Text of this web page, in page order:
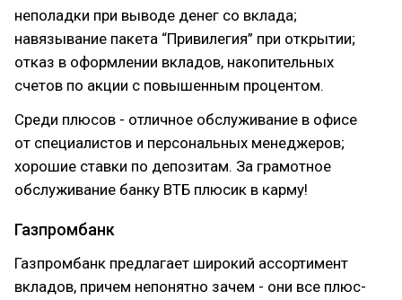
неполадки при выводе денег со вклада;
навязывание пакета “Привилегия” при открытии;
отказ в оформлении вкладов, накопительных
счетов по акции с повышенным процентом.
Среди плюсов - отличное обслуживание в офисе
от специалистов и персональных менеджеров;
хорошие ставки по депозитам. За грамотное
обслуживание банку ВТБ плюсик в карму!
Газпромбанк
Газпромбанк предлагает широкий ассортимент
вкладов, причем непонятно зачем - они все плюс-